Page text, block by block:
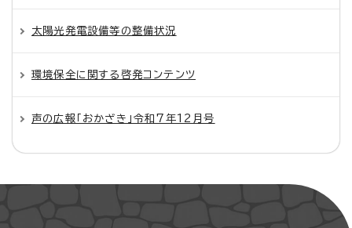
太陽光発電設備等の整備状況
環境保全に関する啓発コンテンツ
声の広報「おかざき」令和7年12月号